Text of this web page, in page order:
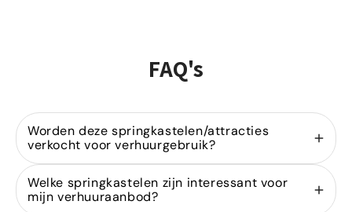
FAQ's
Worden deze springkastelen/attracties
verkocht voor verhuurgebruik?
Ja, wij zijn gespecialiseerd in de
springkastelenvoor verhuurders. Onze modellen
zijn ontworpen voor intensief gebruik binnen de
Welke springkastelen zijn interessant voor
mijn verhuuraanbod?